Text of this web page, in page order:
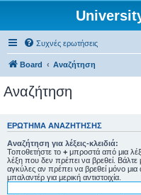
Συχνές ερωτήσεις
Board Αναζήτηση
Αναζήτηση
ΕΡΏΤΗΜΑ ΑΝΑΖΉΤΗΣΗΣ
Αναζήτηση για λέξεις-κλειδιά:
Τοποθετήστε το + μπροστά από μια
λέξη που δεν πρέπει να βρεθεί. Βάλτε
αγκύλες αν πρέπει να βρεθεί μόνο μια
μπαλαντέρ για μερική αντιστοιχία.